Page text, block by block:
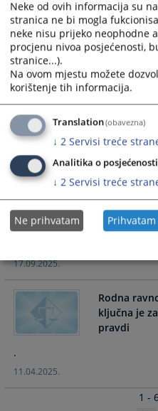
Zakona o zaštit ličnih
19.02.2026.
Anketa na
Tužilaštvu
11.12.2025.
Tužilaštvo
na
zločina
17.09.2025.
Rodna
ključna je
pravdi
.
11.04.2025.
1 -
Neke od ovih informacija su
stranica ne bi mogla
neke nisu prijeko neophodne
procjenu nivoa posjećenosti,
stranice...).
Na ovom mjestu možete
korištenje tih informacija.
Translation(obavezna)
↓ 2 Servisi treće
Analitika o
↓ 2 Servisi treće
Ne prihvatam